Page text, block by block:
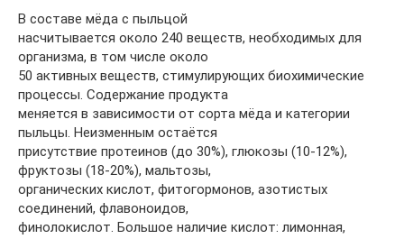
В составе мёда с пыльцой
насчитывается около 240 веществ, необходимых для
организма, в том числе около
50 активных веществ, стимулирующих биохимические
процессы. Содержание продукта
меняется в зависимости от сорта мёда и категории
пыльцы. Неизменным остаётся
присутствие протеинов (до 30%), глюкозы (10-12%),
фруктозы (18-20%), мальтозы,
органических кислот, фитогормонов, азотистых
соединений, флавоноидов,
финолокислот. Большое наличие кислот: лимонная,